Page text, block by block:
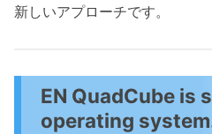
新しいアプローチです。
EN QuadCube is
operating